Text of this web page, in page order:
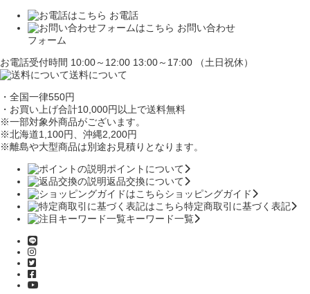
お電話
お問い合わせ
フォーム
お電話受付時間 10:00～12:00 13:00～17:00 （土日祝休）
送料について
・全国一律550円
・お買い上げ合計10,000円 以上で送料無料
※一部対象外商品がございます。
※北海道1,100円、沖縄2,200円
※離島や大型商品は別途お見積りとなります。
ポイントについて
返品交換について
ショッピングガイド
特定商取引に基づく表記
キーワード一覧